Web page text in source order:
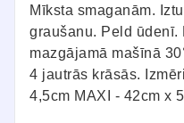
Mīksta smaganām.
graušanu. Peld ūdenī.
mazgājamā mašīnā
4 jautrās krāsās.
4,5cm MAXI - 42cm x